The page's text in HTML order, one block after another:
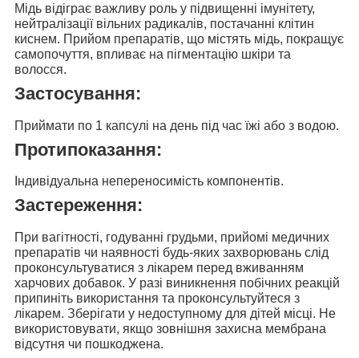
Мідь відіграє важливу роль у підвищенні імунітету,
нейтралізації вільних радикалів, постачанні клітин
киснем. Прийом препаратів, що містять мідь, покращує
самопочуття, впливає на пігментацію шкіри та
волосся.
Застосування:
Приймати по 1 капсулі на день під час їжі або з водою.
Протипоказання:
Індивідуальна непереносимість компонентів.
Застереження:
При вагітності, годуванні грудьми, прийомі медичних
препаратів чи наявності будь-яких захворювань слід
проконсультуватися з лікарем перед вживанням
харчових добавок. У разі виникнення побічних реакцій
припиніть використання та проконсультуйтеся з
лікарем. Зберігати у недоступному для дітей місці. Не
використовувати, якщо зовнішня захисна мембрана
відсутня чи пошкоджена.